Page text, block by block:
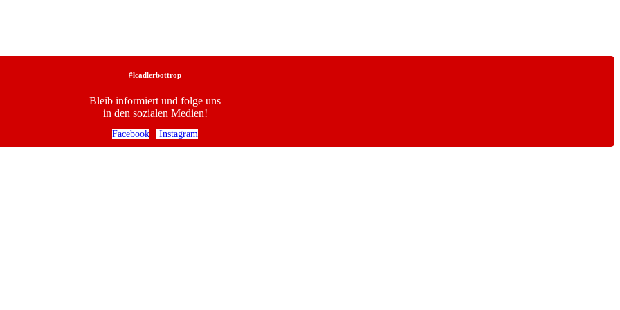
#lcadlerbottrop
Bleib informiert und folge uns
in den sozialen Medien!
Facebook Instagram